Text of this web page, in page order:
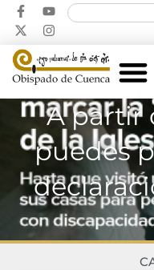
A partir
puedes